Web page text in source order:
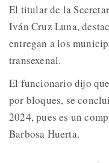
El titular de la
Iván Cruz Luna,
entregan a los
transexenal.
El funcionario dijo
por bloques, se
2024, pues es un
Barbosa Huerta.